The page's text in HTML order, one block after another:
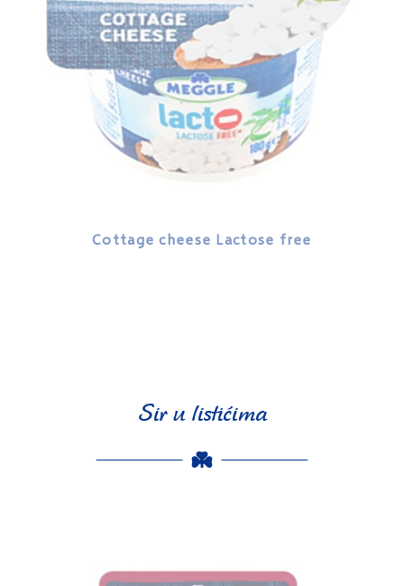
Cottage cheese Lactose free
Sir u listićima